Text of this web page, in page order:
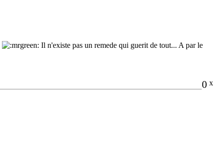
Il n'existe pas un remede qui guerit de tout... A par le
0 x